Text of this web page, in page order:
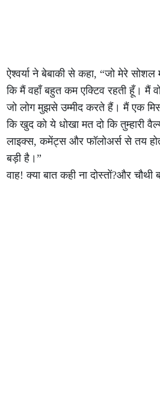
ऐश्वर्या ने बेबाकी से कहा, “जो मेरे सोशल
कि मैं वहाँ बहुत कम एक्टिव रहती हूँ। मैं
जो लोग मुझसे उम्मीद करते हैं। मैं एक
कि खुद को ये धोखा मत दो कि तुम्हारी
लाइक्स, कमेंट्स और फॉलोअर्स से तय
बड़ी है।”
वाह! क्या बात कही ना दोस्तों?और